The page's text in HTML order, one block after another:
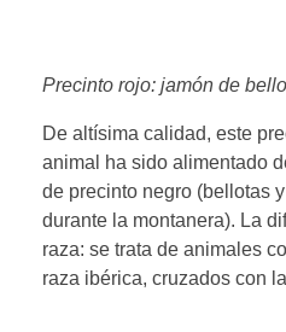
Precinto rojo: jamón de
De altísima calidad, este
animal ha sido alimentado
de precinto negro (bellotas
durante la montanera). La
raza: se trata de animales
raza ibérica, cruzados con